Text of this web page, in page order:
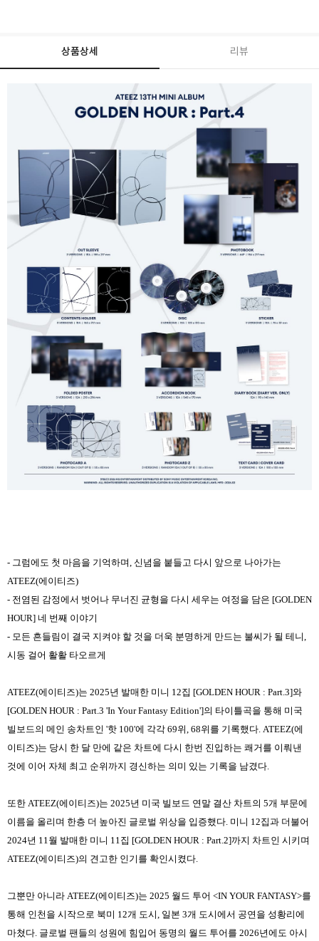
상품상세 리뷰
- 그럼에도 첫 마음을 기억하며, 신념을 붙들고 다시 앞으로 나아가는
ATEEZ(에이티즈)
- 전염된 감정에서 벗어나 무너진 균형을 다시 세우는 여정을 담은 [GOLDEN
HOUR] 네 번째 이야기
- 모든 흔들림이 결국 지켜야 할 것을 더욱 분명하게 만드는 불씨가 될 테니,
시동 걸어 활활 타오르게
ATEEZ(에이티즈)는 2025년 발매한 미니 12집 [GOLDEN HOUR : Part.3]와
[GOLDEN HOUR : Part.3 'In Your Fantasy Edition']의 타이틀곡을 통해 미국
빌보드의 메인 송차트인 '핫 100'에 각각 69위, 68위를 기록했다. ATEEZ(에
이티즈)는 당시 한 달 만에 같은 차트에 다시 한번 진입하는 쾌거를 이뤄낸
것에 이어 자체 최고 순위까지 경신하는 의미 있는 기록을 남겼다.
또한 ATEEZ(에이티즈)는 2025년 미국 빌보드 연말 결산 차트의 5개 부문에
이름을 올리며 한층 더 높아진 글로벌 위상을 입증했다. 미니 12집과 더불어
2024년 11월 발매한 미니 11집 [GOLDEN HOUR : Part.2]까지 차트인 시키며
ATEEZ(에이티즈)의 견고한 인기를 확인시켰다.
그뿐만 아니라 ATEEZ(에이티즈)는 2025 월드 투어 <IN YOUR FANTASY>를
통해 인천을 시작으로 북미 12개 도시, 일본 3개 도시에서 공연을 성황리에
마쳤다. 글로벌 팬들의 성원에 힘입어 동명의 월드 투어를 2026년에도 아시